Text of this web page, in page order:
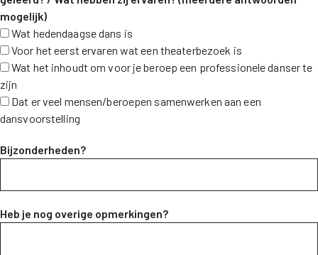
mogelijk)
Wat hedendaagse dans is
Voor het eerst ervaren wat een theaterbezoek is
Wat het inhoudt om voor je beroep een professionele danser te
zijn
Dat er veel mensen/beroepen samenwerken aan een
dansvoorstelling
Bijzonderheden?
Heb je nog overige opmerkingen?